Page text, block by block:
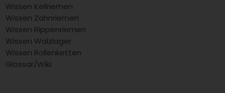
Wissen Keilriemen
Wissen Zahnriemen
Wissen Rippenriemen
Wissen Wälzlager
Wissen Rollenketten
Glossar/Wiki